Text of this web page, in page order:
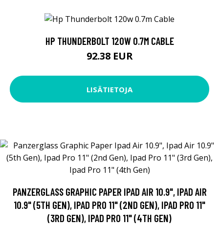
HP THUNDERBOLT 120W 0.7M CABLE
92.38 EUR
LISÄTIETOJA
PANZERGLASS GRAPHIC PAPER IPAD AIR 10.9", IPAD AIR
10.9" (5TH GEN), IPAD PRO 11" (2ND GEN), IPAD PRO 11"
(3RD GEN), IPAD PRO 11" (4TH GEN)